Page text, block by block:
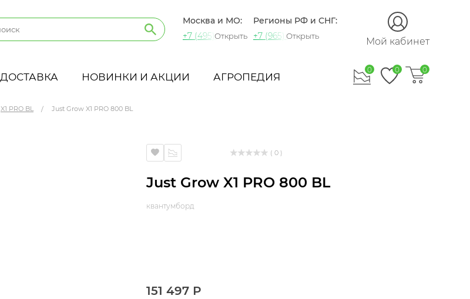
Москва и МО:
+7 (495) 721-60-15
Открыть
Регионы РФ и СНГ:
+7 (965) 420-10-10
Открыть Мой кабинет
ДОСТАВКА НОВИНКИ И АКЦИИ АГРОПЕДИЯ
0 0 0
X1 PRO BL Just Grow X1 PRO 800 BL
( 0 )
Just Grow X1 PRO 800 BL
квантумборд
151 497 Р